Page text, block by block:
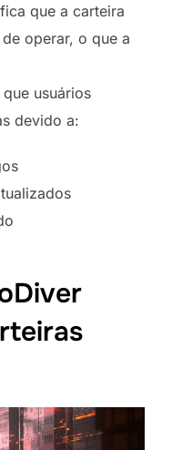
que a carteira
operar, o que a
usuários
devido a: